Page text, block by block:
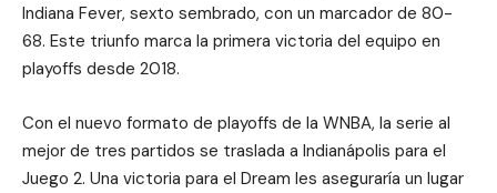
Indiana Fever, sexto sembrado, con un marcador de 80-
68. Este triunfo marca la primera victoria del equipo en
playoffs desde 2018.
Con el nuevo formato de playoffs de la WNBA, la serie al
mejor de tres partidos se traslada a Indianápolis para el
Juego 2. Una victoria para el Dream les aseguraría un lugar